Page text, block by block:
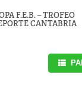
F.E.B. – TROFEO
CANTABRIA